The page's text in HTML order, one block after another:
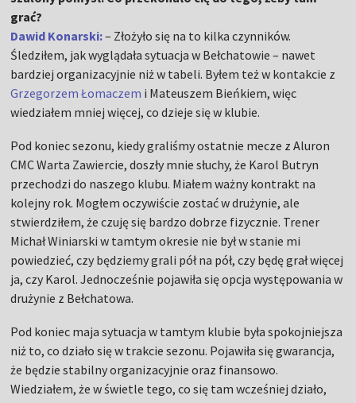
grać?
Dawid Konarski:– Złożyło się na to kilka czynników.
Śledziłem, jak wyglądała sytuacja w Bełchatowie – nawet
bardziej organizacyjnie niż w tabeli. Byłem też w kontakcie z
Grzegorzem Łomaczem i Mateuszem Bieńkiem, więc
wiedziałem mniej więcej, co dzieje się w klubie.
Pod koniec sezonu, kiedy graliśmy ostatnie mecze z Aluron
CMC Warta Zawiercie, doszły mnie słuchy, że Karol Butryn
przechodzi do naszego klubu. Miałem ważny kontrakt na
kolejny rok. Mogłem oczywiście zostać w drużynie, ale
stwierdziłem, że czuję się bardzo dobrze fizycznie. Trener
Michał Winiarski w tamtym okresie nie był w stanie mi
powiedzieć, czy będziemy grali pół na pół, czy będę grał więcej
ja, czy Karol. Jednocześnie pojawiła się opcja występowania w
drużynie z Bełchatowa.
Pod koniec maja sytuacja w tamtym klubie była spokojniejsza
niż to, co działo się w trakcie sezonu. Pojawiła się gwarancja,
że będzie stabilny organizacyjnie oraz finansowo.
Wiedziałem, że w świetle tego, co się tam wcześniej działo,